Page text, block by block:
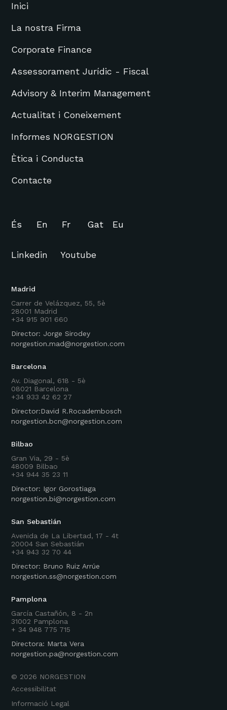
Inici
La nostra Firma
Corporate Finance
Assessorament Jurídic - Fiscal
Advisory & Interim Management
Actualitat i Coneixement
Informes NORGESTION
Ètica i Conducta
Contacte
Madrid
Carrer de Velázquez, 55, 5è
28001 Madrid
+34 915 901 660
Director: Jorge Sirodey
norgestion.mad@norgestion.com
Barcelona
Av. Diagonal, 618 - 5è
08021 Barcelona
+34 933 42 62 27
Director:David R.Rocadembosch
norgestion.bcn@norgestion.com
Bilbao
Gran Via, 29 - 5è
48009 Bilbao
+34 944 35 23 11
Director: Igor Gorostiaga
norgestion.bi@norgestion.com
San Sebastián
Avenida de La Libertad, 17 - 4t
20004 San Sebastián
+34 943 32 70 44
Director: Bruno Ruiz Arrúe
norgestion.ss@norgestion.com
Pamplona
García Castañón, 8 - 2n
31002 Pamplona
+ 34 948 775 715
Directora: Marta Vera
norgestion.pa@norgestion.com
És En Fr Gat Eu
Linkedin Youtube
Accessibilitat
Informació Legal
© 2026 NORGESTION